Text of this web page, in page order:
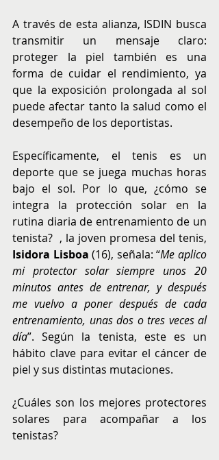
A través de esta alianza, ISDIN busca
transmitir un mensaje claro:
proteger la piel también es una
forma de cuidar el rendimiento, ya
que la exposición prolongada al sol
puede afectar tanto la salud como el
desempeño de los deportistas.
Específicamente, el tenis es un
deporte que se juega muchas horas
bajo el sol. Por lo que, ¿cómo se
integra la protección solar en la
rutina diaria de entrenamiento de un
Isidora Lisboa (16), señala: “Me aplico
mi protector solar siempre unos 20
minutos antes de entrenar, y después
me vuelvo a poner después de cada
entrenamiento, unas dos o tres veces al
día”. Según la tenista, este es un
hábito clave para evitar el cáncer de
piel y sus distintas mutaciones.
¿Cuáles son los mejores protectores
solares para acompañar a los
tenistas?